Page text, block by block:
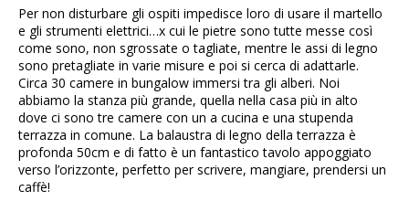
Per non disturbare gli ospiti impedisce loro di usare il martello
e gli strumenti elettrici…x cui le pietre sono tutte messe così
come sono, non sgrossate o tagliate, mentre le assi di legno
sono pretagliate in varie misure e poi si cerca di adattarle.
Circa 30 camere in bungalow immersi tra gli alberi. Noi
abbiamo la stanza più grande, quella nella casa più in alto
dove ci sono tre camere con un a cucina e una stupenda
terrazza in comune. La balaustra di legno della terrazza è
profonda 50cm e di fatto è un fantastico tavolo appoggiato
verso l’orizzonte, perfetto per scrivere, mangiare, prendersi un
caffè!